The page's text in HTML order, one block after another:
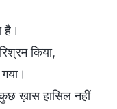
है।
किया,
ख़ास हासिल नहीं